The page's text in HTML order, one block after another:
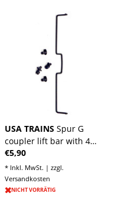
USA TRAINS Spur G
coupler lift bar with 4
holders
€5,90
* Inkl. MwSt. | zzgl.
Versandkosten
NICHT VORRÄTIG